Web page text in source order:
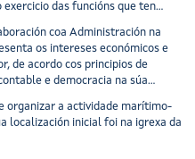
das funcións que ten
coa Administración na
os intereses económicos e
de acordo cos principios de
e democracia na súa
organizar a actividade marítimo-
localización inicial foi na igrexa da